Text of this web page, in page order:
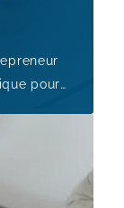
pour
points